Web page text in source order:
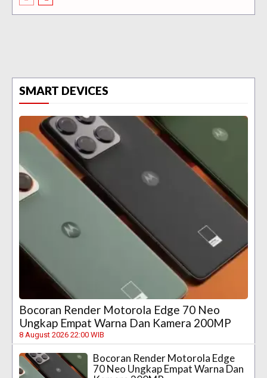
SMART DEVICES
Bocoran Render Motorola Edge 70 Neo
Ungkap Empat Warna Dan Kamera 200MP
8 August 2026 22:00 WIB
Bocoran Render Motorola Edge
70 Neo Ungkap Empat Warna Dan